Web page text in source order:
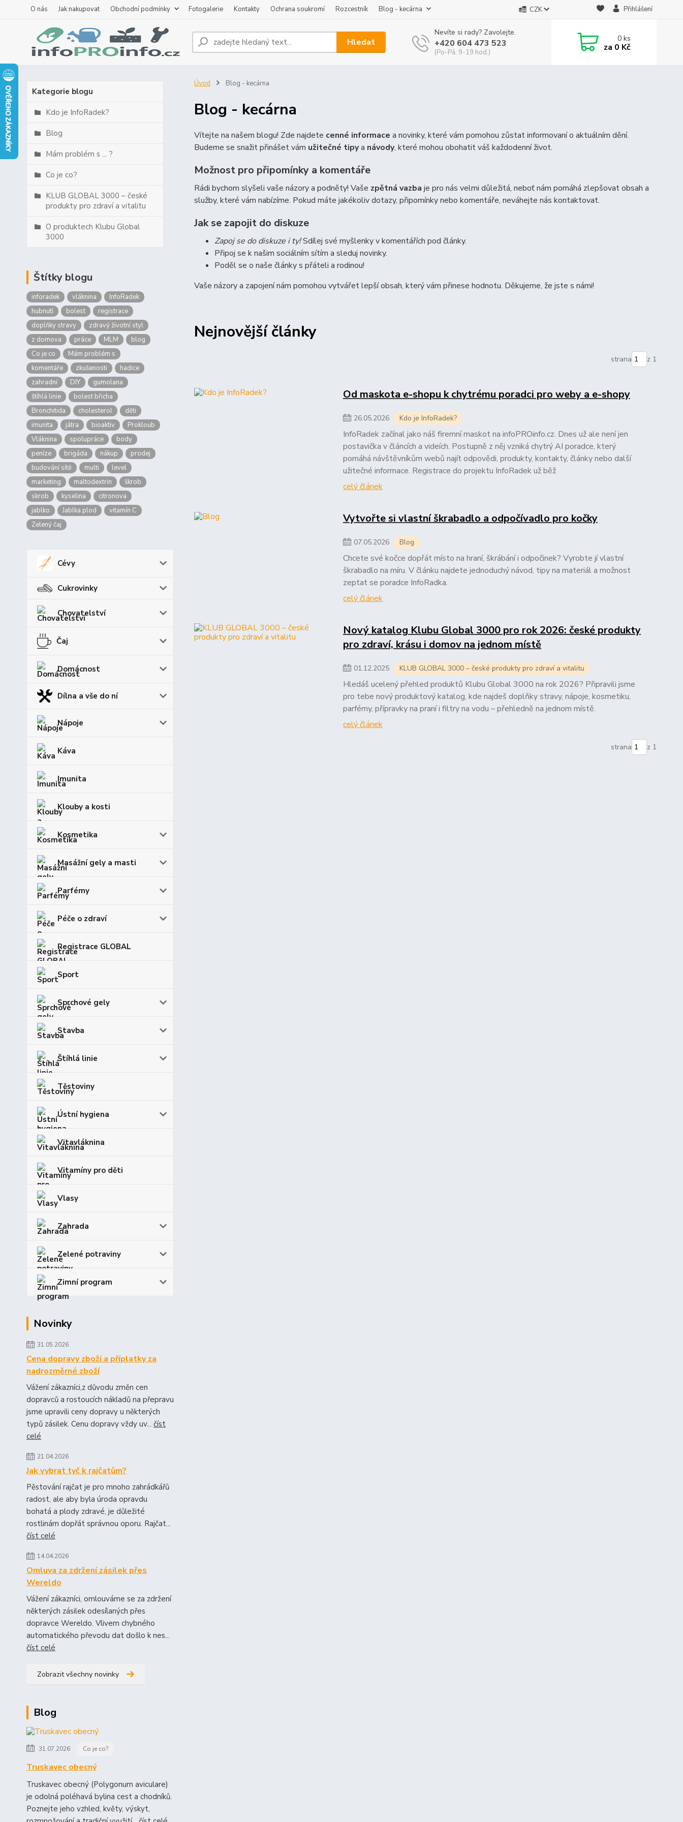
O nás Jak nakupovat Obchodní podmínky Fotogalerie Kontakty Ochrana soukromí Rozcestník Blog - kecárna CZK Přihlášení
Hledat
Nevíte si rady? Zavolejte.
+420 604 473 523
(Po-Pá, 9-19 hod.)
0ks
za 0 Kč
Kategorie blogu
Kdo je InfoRadek?
Blog
Mám problém s ... ?
Co je co?
KLUB GLOBAL 3000 – české
produkty pro zdraví a vitalitu
O produktech Klubu Global
3000
Štítky blogu
inforadek vláknina
InfoRadek
hubnutí
bolest
registrace
doplňky stravy
zdravý životní styl
z domova
práce MLM
blog
Co je co
Mám problém s
komentáře
zkušenosti
hadice
zahradní
DIY
gumolana
štíhlá linie
bolest břicha
Bronchitida
cholesterol
děti
imunita
játra bioaktiv
Prokloub
Vláknina
spolupráce
body
peníze
brigáda nákup
prodej
budování sítě
multi
level
marketing
maltodextrin
škrob
skrob
kyselina
citronova
jablko
Jablka plod
vitamín C
Zelený čaj
Cévy
Cukrovinky
Chovatelství
Čaj
Domácnost
Dílna a vše do ní
Nápoje
Káva
Imunita
Klouby a kosti
Kosmetika
Masážní gely a masti
Parfémy
Péče o zdraví
Registrace GLOBAL
Sport
Sprchové gely
Stavba
Štíhlá linie
Těstoviny
Ústní hygiena
Vitavláknina
Vitamíny pro děti
Vlasy
Zahrada
Zelené potraviny
Zimní program
Novinky
31.05.2026
Cena dopravy zboží a příplatky za
nadrozměrné zboží
Vážení zákazníci,z důvodu změn cen
dopravců a rostoucích nákladů na přepravu
jsme upravili ceny dopravy u některých
typů zásilek. Cenu dopravy vždy uv... číst
celé
21.04.2026
Jak vybrat tyč k rajčatům?
Pěstování rajčat je pro mnoho zahrádkářů
radost, ale aby byla úroda opravdu
bohatá a plody zdravé, je důležité
rostlinám dopřát správnou oporu. Rajčat...
číst celé
14.04.2026
Omluva za zdržení zásilek přes
Wereldo
Vážení zákazníci, omlouváme se za zdržení
některých zásilek odesílaných přes
dopravce Wereldo. Vlivem chybného
automatického převodu dat došlo k nes...
číst celé
Zobrazit všechny novinky
Blog
31.07.2026 Co je co?
Truskavec obecný
Truskavec obecný (Polygonum aviculare)
je odolná poléhavá bylina cest a chodníků.
Poznejte jeho vzhled, květy, výskyt,
Úvod Blog - kecárna
Blog - kecárna
Vítejte na našem blogu! Zde najdete cenné informace a novinky, které vám pomohou zůstat informovaní o aktuálním dění.
Budeme se snažit přinášet vám užitečné tipya návody, které mohou obohatit váš každodenní život.
Možnost pro připomínky a komentáře
Rádi bychom slyšeli vaše názory a podněty! Vaše zpětná vazba je pro nás velmi důležitá, neboť nám pomáhá zlepšovat obsah a
služby, které vám nabízíme. Pokud máte jakékoliv dotazy, připomínky nebo komentáře, neváhejte nás kontaktovat.
Jak se zapojit do diskuze
Zapoj se do diskuze i ty!Sdílej své myšlenky v komentářích pod články.
Připoj se k našim sociálním sítím a sleduj novinky.
Poděl se o naše články s přáteli a rodinou!
Vaše názory a zapojení nám pomohou vytvářet lepší obsah, který vám přinese hodnotu. Děkujeme, že jste s námi!
Nejnovější články
strana z 1
Od maskota e-shopu k chytrému poradci pro weby a e-shopy
26.05.2026 Kdo je InfoRadek?
InfoRadek začínal jako náš firemní maskot na infoPROinfo.cz. Dnes už ale není jen
postavička v článcích a videích. Postupně z něj vzniká chytrý AI poradce, který
pomáhá návštěvníkům webů najít odpovědi, produkty, kontakty, články nebo další
užitečné informace. Registrace do projektu InfoRadek už běž
celý článek
Vytvořte si vlastní škrabadlo a odpočívadlo pro kočky
07.05.2026 Blog
Chcete své kočce dopřát místo na hraní, škrábání i odpočinek? Vyrobte jí vlastní
škrabadlo na míru. V článku najdete jednoduchý návod, tipy na materiál a možnost
zeptat se poradce InfoRadka.
celý článek
Nový katalog Klubu Global 3000 pro rok 2026: české produkty
pro zdraví, krásu i domov na jednom místě
01.12.2025 KLUB GLOBAL 3000 – české produkty pro zdraví a vitalitu
Hledáš ucelený přehled produktů Klubu Global 3000 na rok 2026? Připravili jsme
pro tebe nový produktový katalog, kde najdeš doplňky stravy, nápoje, kosmetiku,
parfémy, přípravky na praní i filtry na vodu – přehledně na jednom místě.
celý článek
strana z 1